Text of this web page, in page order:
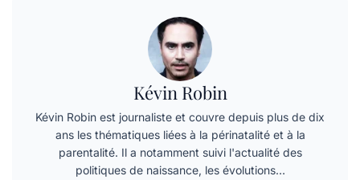
Kévin Robin
Kévin Robin est journaliste et couvre depuis plus de dix
ans les thématiques liées à la périnatalité et à la
parentalité. Il a notamment suivi l'actualité des
politiques de naissance, les évolutions…